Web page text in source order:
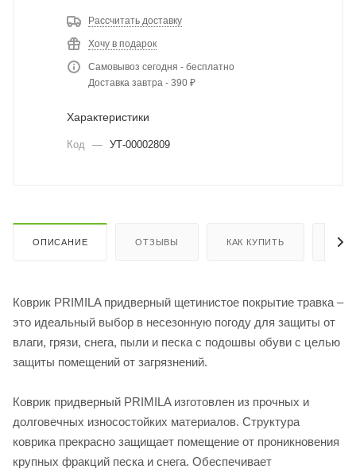
Рассчитать доставку
Хочу в подарок
Самовывоз сегодня - бесплатно
Доставка завтра - 390 ₽
Характеристики
Код — УТ-00002809
ОПИСАНИЕ ОТЗЫВЫ КАК КУПИТЬ
Коврик PRIMILA придверный щетинистое покрытие травка –
это идеальный выбор в несезонную погоду для защиты от
влаги, грязи, снега, пыли и песка с подошвы обуви с целью
защиты помещений от загрязнений.
Коврик придверный PRIMILA изготовлен из прочных и
долговечных износостойких материалов. Структура
коврика прекрасно защищает помещение от проникновения
крупных фракций песка и снега. Обеспечивает